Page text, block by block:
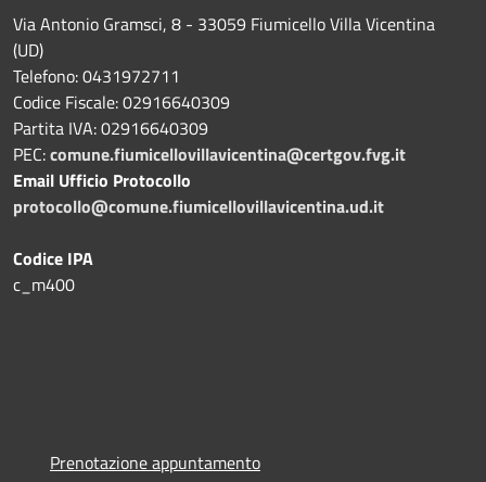
Via Antonio Gramsci, 8 - 33059 Fiumicello Villa Vicentina
(UD)
Telefono: 0431972711
Codice Fiscale: 02916640309
Partita IVA: 02916640309
PEC:comune.fiumicellovillavicentina@certgov.fvg.it
Email Ufficio Protocollo
protocollo@comune.fiumicellovillavicentina.ud.it
Codice IPA
c_m400
Prenotazione appuntamento